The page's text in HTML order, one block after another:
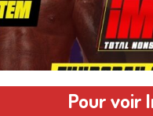
Pour voir